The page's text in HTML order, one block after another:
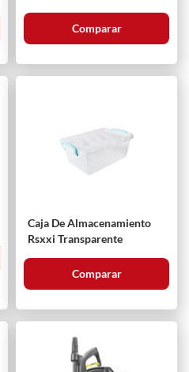
Comparar
Caja De Almacenamiento
Rsxxi Transparente
Comparar